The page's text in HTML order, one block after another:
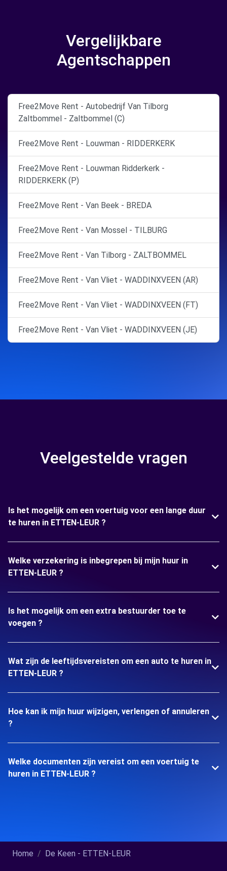
Vergelijkbare
Agentschappen
Free2Move Rent - Autobedrijf Van Tilborg
Zaltbommel - Zaltbommel (C)
Free2Move Rent - Louwman - RIDDERKERK
Free2Move Rent - Louwman Ridderkerk -
RIDDERKERK (P)
Free2Move Rent - Van Beek - BREDA
Free2Move Rent - Van Mossel - TILBURG
Free2Move Rent - Van Tilborg - ZALTBOMMEL
Free2Move Rent - Van Vliet - WADDINXVEEN (AR)
Free2Move Rent - Van Vliet - WADDINXVEEN (FT)
Free2Move Rent - Van Vliet - WADDINXVEEN (JE)
Veelgestelde vragen
Is het mogelijk om een voertuig voor een lange duur
te huren in ETTEN-LEUR ?
Welke verzekering is inbegrepen bij mijn huur in
ETTEN-LEUR ?
Is het mogelijk om een extra bestuurder toe te
voegen ?
Wat zijn de leeftijdsvereisten om een auto te huren in
ETTEN-LEUR ?
Hoe kan ik mijn huur wijzigen, verlengen of annuleren
?
Welke documenten zijn vereist om een voertuig te
huren in ETTEN-LEUR ?
Home De Keen - ETTEN-LEUR